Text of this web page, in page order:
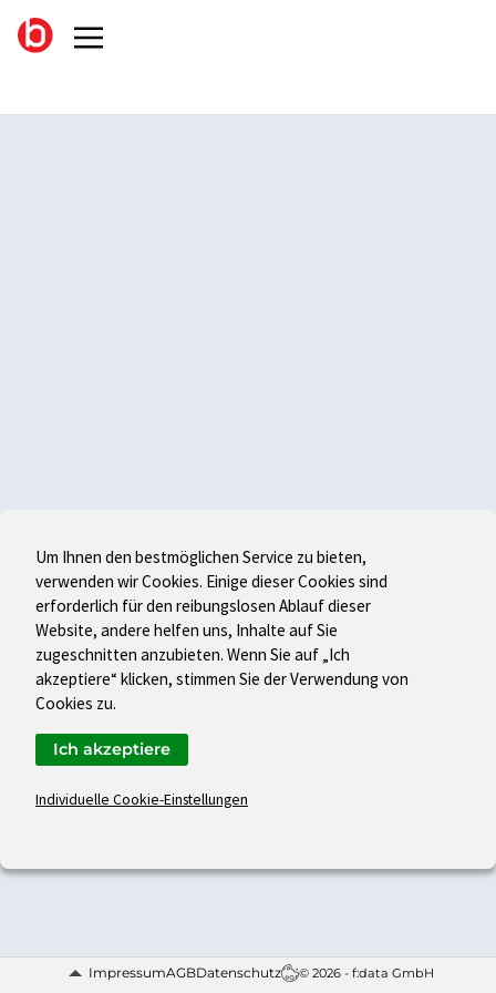
ImpressumAGBDatenschutz © 2026 - f:data GmbH
Um Ihnen den bestmöglichen Service zu bieten,
verwenden wir Cookies. Einige dieser Cookies sind
erforderlich für den reibungslosen Ablauf dieser
Website, andere helfen uns, Inhalte auf Sie
zugeschnitten anzubieten. Wenn Sie auf „Ich
akzeptiere“ klicken, stimmen Sie der Verwendung von
Cookies zu.
Individuelle Cookie-Einstellungen
Ich akzeptiere